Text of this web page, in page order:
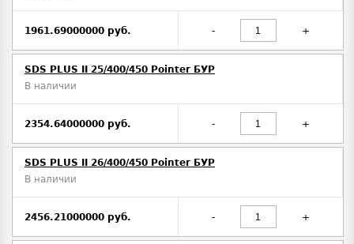
1961.69000000 руб. - +
SDS PLUS II 25/400/450 Pointer БУР
В наличии
2354.64000000 руб. - +
SDS PLUS II 26/400/450 Pointer БУР
В наличии
2456.21000000 руб. - +